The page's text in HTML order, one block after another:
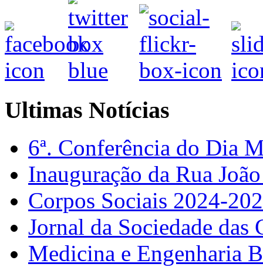
Ultimas Notícias
6ª. Conferência do Dia
Inauguração da Rua
Corpos Sociais 2024-
Jornal da Sociedade
Medicina e Engenharia